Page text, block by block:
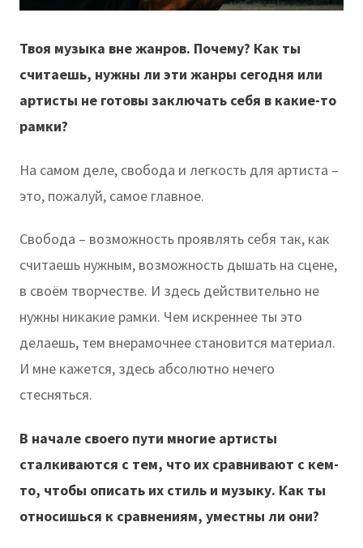
Твоя музыка вне жанров. Почему? Как ты
считаешь, нужны ли эти жанры сегодня или
артисты не готовы заключать себя в какие-то
рамки?
На самом деле, свобода и легкость для артиста –
это, пожалуй, самое главное.
Свобода – возможность проявлять себя так, как
считаешь нужным, возможность дышать на сцене,
в своём творчестве. И здесь действительно не
нужны никакие рамки. Чем искреннее ты это
делаешь, тем внерамочнее становится материал.
И мне кажется, здесь абсолютно нечего
стесняться.
В начале своего пути многие артисты
сталкиваются с тем, что их сравнивают с кем-
то, чтобы описать их стиль и музыку. Как ты
относишься к сравнениям, уместны ли они?